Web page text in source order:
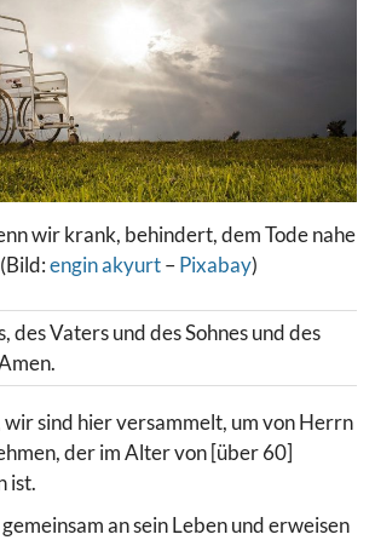
wir krank, behindert, dem Tode nahe
engin akyurt–Pixabay)
des Vaters und des Sohnes und des
wir sind hier versammelt, um von Herrn
der im Alter von [über 60]
ist.
an sein Leben und erweisen